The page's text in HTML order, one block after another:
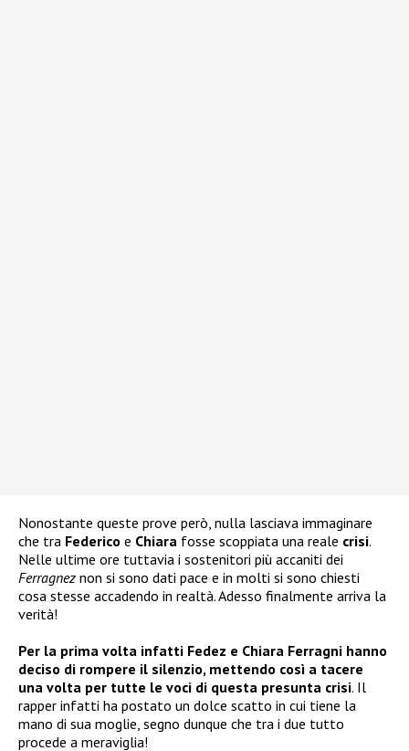
Nonostante queste prove però, nulla lasciava immaginare
che tra Federico e Chiara fosse scoppiata una reale crisi.
Nelle ultime ore tuttavia i sostenitori più accaniti dei
Ferragnez non si sono dati pace e in molti si sono chiesti
cosa stesse accadendo in realtà. Adesso finalmente arriva la
verità!
Per la prima volta infatti Fedez e Chiara Ferragni hanno
deciso di rompere il silenzio, mettendo così a tacere
una volta per tutte le voci di questa presunta crisi. Il
rapper infatti ha postato un dolce scatto in cui tiene la
mano di sua moglie, segno dunque che tra i due tutto
procede a meraviglia!